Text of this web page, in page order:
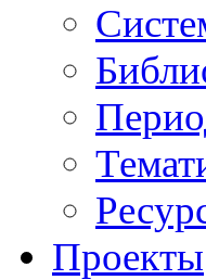
Проекты